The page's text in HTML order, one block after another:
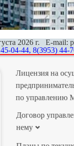
2026 г. E-mail:
04-44, 8(3953) 44-
Лицензия на
по управлению
Договор
нему